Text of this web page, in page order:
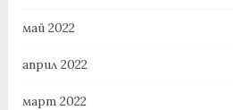
май 2022
април 2022
март 2022